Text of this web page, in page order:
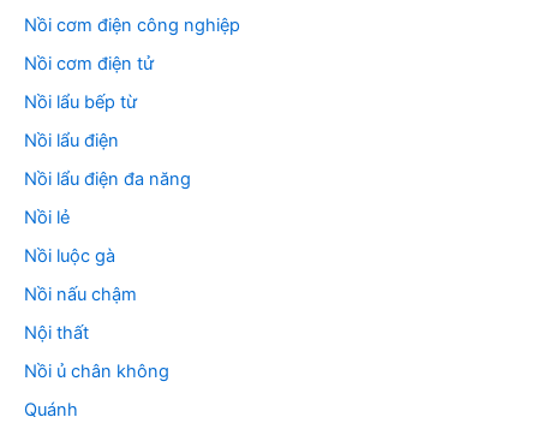
Nồi cơm điện công nghiệp
Nồi cơm điện tử
Nồi lẩu bếp từ
Nồi lẩu điện
Nồi lẩu điện đa năng
Nồi lẻ
Nồi luộc gà
Nồi nấu chậm
Nội thất
Nồi ủ chân không
Quánh